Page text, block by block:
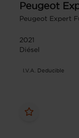
Peugeot
Peugeot Expert
2021
Diésel
I.V.A. Deducible